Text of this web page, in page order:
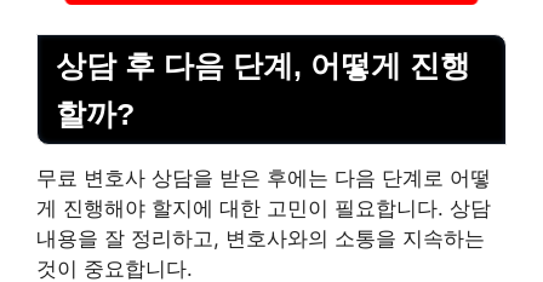
상담 후 다음 단계, 어떻게 진행
할까?
무료 변호사 상담을 받은 후에는 다음 단계로 어떻
게 진행해야 할지에 대한 고민이 필요합니다. 상담
내용을 잘 정리하고, 변호사와의 소통을 지속하는
것이 중요합니다.